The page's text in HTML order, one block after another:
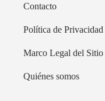
Contacto
Política de
Marco Legal del
Quiénes somos